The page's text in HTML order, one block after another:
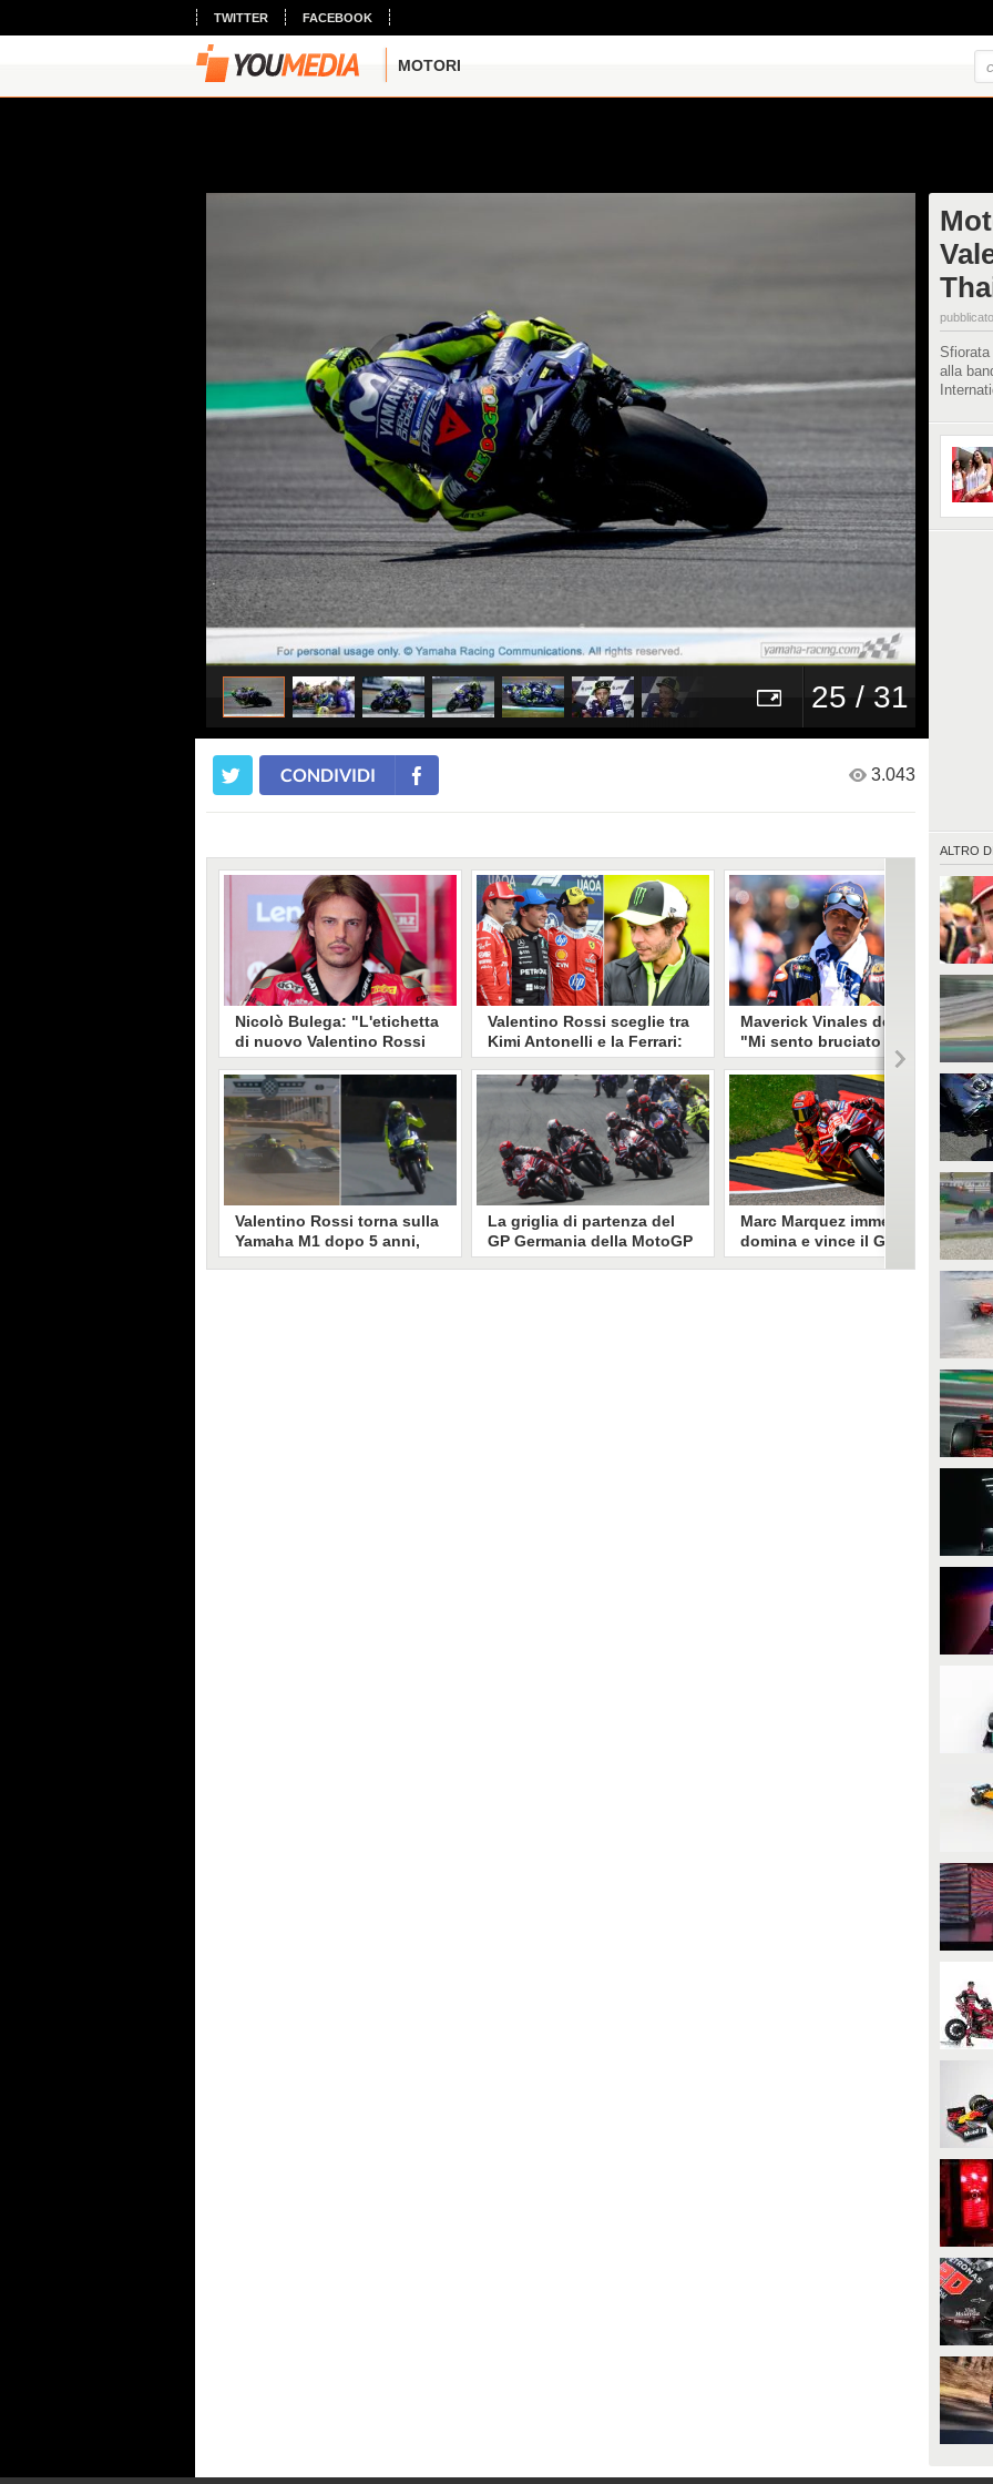
TWITTER FACEBOOK
MOTORI
25 / 31
alla
ALTRO DI
CONDIVIDI 3.043
Nicolò Bulega: "L'etichetta
di nuovo Valentino Rossi
era pesante. La MotoGP
con lui sarebbe una
rivincita"
Nicolò Bulega è nel momento più
bello della sua carriera, dopo aver
perso tutto adesso ha la
possibilità di tornare in MotoGP
di nuovo con Valentino Rossi.
Valentino Rossi torna sulla
Yamaha M1 dopo 5 anni,
poi il testacoda con la
Valentino Rossi sceglie tra
Kimi Antonelli e la Ferrari:
rompe il tabù sulla sfida F1
che divide l'Italia
Valentino Rossi non ha dubbi
nella sfida tutta italiana per il
Mondiale di Formula 1: tra Kimi
Antonelli e la Ferrari, il Dottore
sceglie il pilota della Mercedes e
spiega perché.
La griglia di partenza del
GP Germania della MotoGP
2026: Marc Marquez vince
Maverick Vinales deluso:
"Mi sento bruciato da
questo mondo. Non credo
che continuerò in MotoGP"
Maverick Vinales annuncia a
sorpresa di voler chiudere la sua
esperienza in MotoGP: "Mi sento
bruciato da questo mondo, non
credo che possa continuare".
Marc Marquez immenso,
domina e vince il Gp di
MotoGP in Germania:
Alex Marquez e Di Giannantonio.